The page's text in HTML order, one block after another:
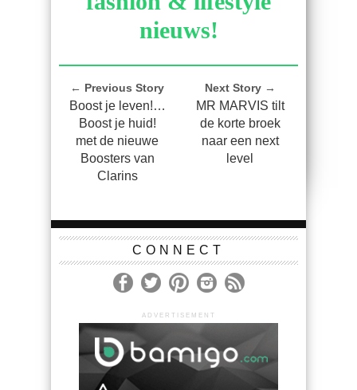
nieuws!
← Previous Story
Boost je leven!…
Boost je huid!
met de nieuwe
Boosters van
Clarins
Next Story →
MR MARVIS tilt
de korte broek
naar een next
level
CONNECT
ADVERTISEMENT